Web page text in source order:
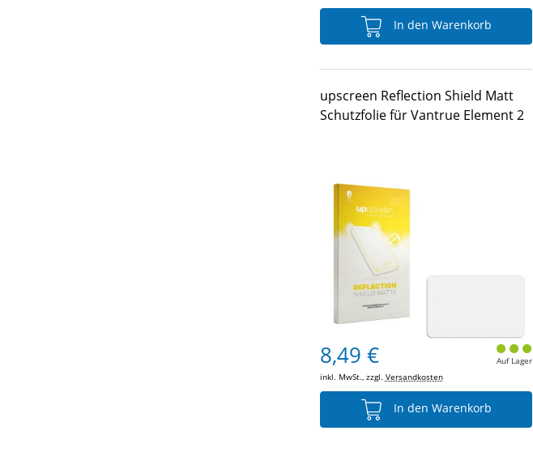
In den Warenkorb
upscreen Reflection Shield Matt
Schutzfolie für Vantrue Element 2
8,49 €
inkl. MwSt., zzgl. Versandkosten
Auf Lager
In den Warenkorb